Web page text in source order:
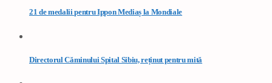
21 de medalii pentru Ippon Mediaș la Mondiale
Directorul Căminului Spital Sibiu, reținut pentru mită